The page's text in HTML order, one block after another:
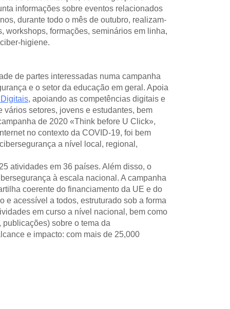
informações sobre eventos relacionados
durante todo o mês de outubro, realizam-
workshops, formações, seminários em linha,
higiene.
de partes interessadas numa campanha
e o setor da educação em geral. Apoia
, apoiando as competências digitais e
setores, jovens e estudantes, bem
de 2020 «Think before U Click»,
no contexto da COVID-19, foi bem
a nível local, regional,
atividades em 36 países. Além disso, o
à escala nacional. A campanha
coerente do financiamento da UE e do
e acessível a todos, estruturado sob a forma
em curso a nível nacional, bem como
sobre o tema da
e impacto: com mais de 25,000